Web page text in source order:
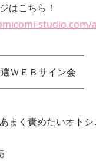
はこちら！
studio.com/
ＷＥＢサイン会
まく責めたいオトシ